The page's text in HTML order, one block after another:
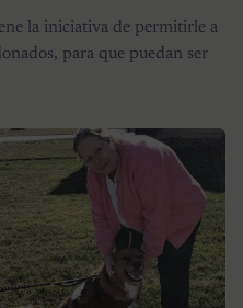
la iniciativa de permitirle a
para que puedan ser